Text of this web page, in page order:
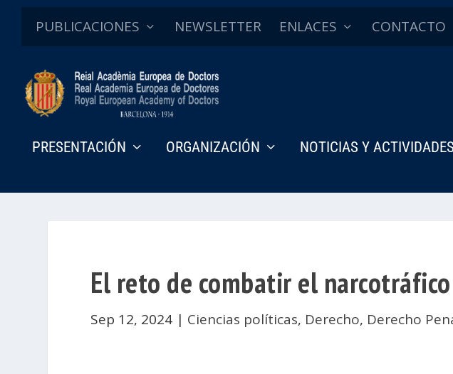
PUBLICACIONES NEWSLETTER ENLACES CONTACTO
PRESENTACIÓN ORGANIZACIÓN NOTICIAS Y ACTIVIDADES
El reto de combatir el
Sep 12, 2024 | Ciencias políticas, Derecho, Derecho